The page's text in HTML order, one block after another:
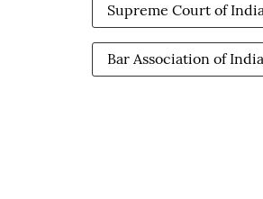
Supreme Court of
Bar Association of India